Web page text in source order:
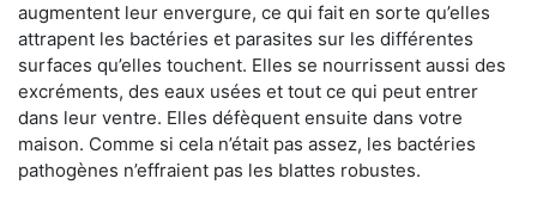
augmentent leur envergure, ce qui fait en sorte qu’elles
attrapent les bactéries et parasites sur les différentes
surfaces qu’elles touchent. Elles se nourrissent aussi des
excréments, des eaux usées et tout ce qui peut entrer
dans leur ventre. Elles défèquent ensuite dans votre
maison. Comme si cela n’était pas assez, les bactéries
pathogènes n’effraient pas les blattes robustes.